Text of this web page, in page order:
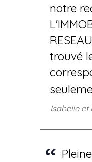
notre
trouvé
Isabelle et